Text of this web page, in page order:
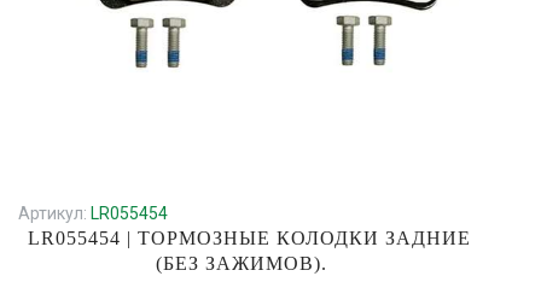
LR055454 | ТОРМОЗНЫЕ КОЛОДКИ ЗАДНИЕ
(БЕЗ ЗАЖИМОВ).
Артикул: LR055454